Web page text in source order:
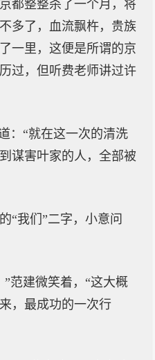
都整整杀了一个月，将
多了，血流飘杵，贵族
一里，这便是所谓的京
过，但听费老师讲过许
：“就在这一次的清洗
谋害叶家的人，全部被
“我们”二字，小意问
范建微笑着，“这大概
，最成功的一次行